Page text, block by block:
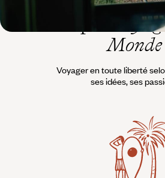
Monde
Voyager en toute liberté
ses idées, ses